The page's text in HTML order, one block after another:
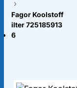
Fagor Koolstoff
ilter 725185913
6